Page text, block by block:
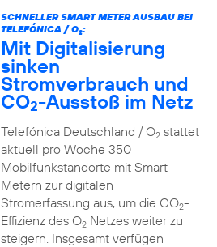
SCHNELLER SMART METER AUSBAU BEI
TELEFÓNICA / O2:
Mit Digitalisierung
sinken
Stromverbrauch und
CO2-Ausstoß im Netz
Telefónica Deutschland / O2stattet
aktuell pro Woche 350
Mobilfunkstandorte mit Smart
Metern zur digitalen
Stromerfassung aus, um die CO2-
Effizienz des O2Netzes weiter zu
steigern. Insgesamt verfügen